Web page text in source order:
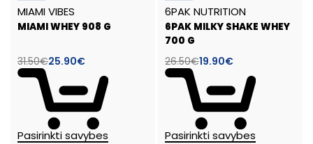
MIAMI VIBES
MIAMI WHEY 908 G
31.50€25.90€
Pasirinkti savybes
6PAK NUTRITION
6PAK MILKY SHAKE WHEY
700 G
26.50€19.90€
Pasirinkti savybes